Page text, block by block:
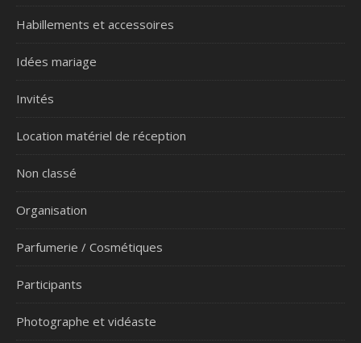
Habillements et accessoires
Idées mariage
Invités
Location matériel de réception
Non classé
Organisation
Parfumerie / Cosmétiques
Participants
Photographe et vidéaste